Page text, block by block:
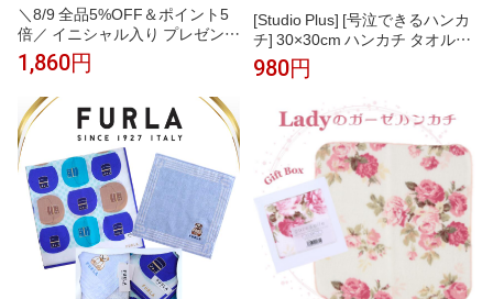
＼8/9 全品5%OFF＆ポイント5
倍／ イニシャル入り プレゼント
【イニシャルRのタオルハンカチ
ピンク2枚】プレゼント 女性 タ
オルハンカチ ギフト イニシャル
タオル ギフト ハンカチ イニシ
ャル入り 女性 女性 内祝い お返
し 刺繍 誕生
1,860円
[Studio Plus] [号泣できるハンカ
チ] 30×30cm ハンカチ タオル地
厚手 泣くシーンで活躍 結婚式
葬式 冠婚葬祭 入園式 卒園式 入
980円